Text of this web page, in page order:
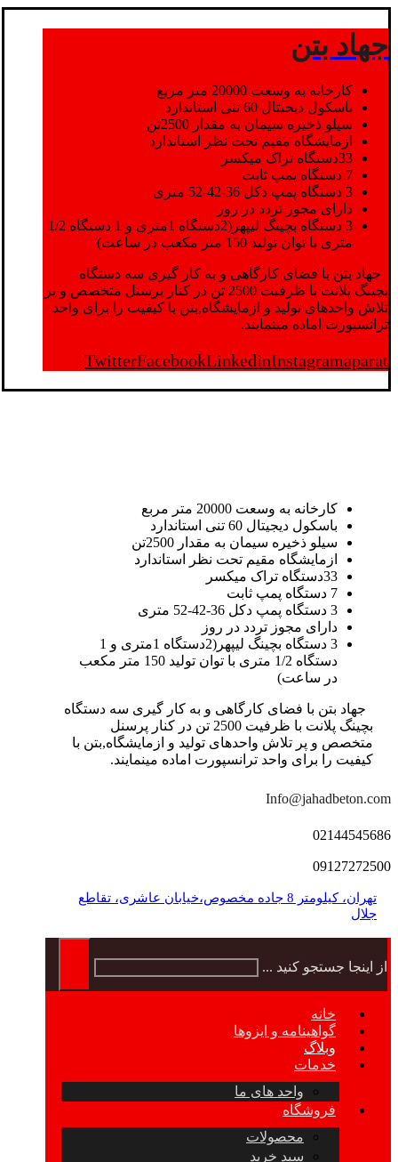
جهاد بتن
کارخانه به وسعت 20000 متر مربع
باسکول دیجیتال 60 تنی استاندارد
سیلو ذخیره سیمان به مقدار 2500تن
ازمایشگاه مقیم تحت نظر استاندارد
33دستگاه تراک میکسر
7 دستگاه پمپ ثابت
3 دستگاه پمپ دکل 36-42-52 متری
دارای مجوز تردد در روز
3 دستگاه بچینگ لیپهر(2دستگاه 1متری و 1 دستگاه 1/2
متری با توان تولید 150 متر مکعب در ساعت)
جهاد بتن با فضای کارگاهی و به کار گیری سه دستگاه
بچینگ پلانت با ظرفیت 2500 تن در کنار پرسنل متخصص و پر
تلاش واحدهای تولید و ازمایشگاه,بتن با کیفیت را برای واحد
ترانسپورت اماده مینمایند.
TwitterFacebookLinkedinInstagramaparat
کارخانه به وسعت 20000 متر مربع
باسکول دیجیتال 60 تنی استاندارد
سیلو ذخیره سیمان به مقدار 2500تن
ازمایشگاه مقیم تحت نظر استاندارد
33دستگاه تراک میکسر
7 دستگاه پمپ ثابت
3 دستگاه پمپ دکل 36-42-52 متری
دارای مجوز تردد در روز
3 دستگاه بچینگ لیپهر(2دستگاه 1متری و 1
دستگاه 1/2 متری با توان تولید 150 متر مکعب
در ساعت)
جهاد بتن با فضای کارگاهی و به کار گیری سه دستگاه
بچینگ پلانت با ظرفیت 2500 تن در کنار پرسنل
متخصص و پر تلاش واحدهای تولید و ازمایشگاه,بتن با
کیفیت را برای واحد ترانسپورت اماده مینمایند.
Info@jahadbeton.com
02144545686
09127272500
تهران، کیلومتر 8 جاده مخصوص،خیابان عاشری، تقاطع
جلال
از اینجا جستجو کنید ...
خانه
گواهینامه و ایزوها
وبلاگ
خدمات
واحد های ما
فروشگاه
محصولات
سبد خرید